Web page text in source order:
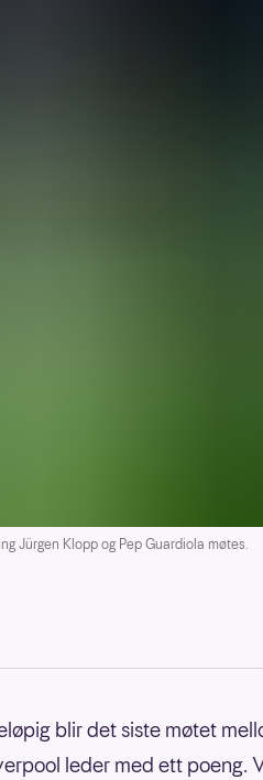
Jürgen Klopp og Pep Guardiola møtes.
blir det siste møtet
leder med ett poeng.